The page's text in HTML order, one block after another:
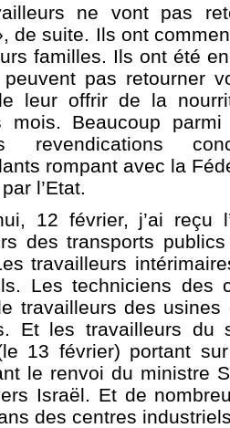
ne vont pas
de suite. Ils ont
familles. Ils ont été
pas retourner
leur offrir de la
mois. Beaucoup
revendications
rompant avec la
l’Etat.
12 février, j’ai
des transports
travailleurs
Les techniciens des
travailleurs des
Et les travailleurs du
13 février) portant
le renvoi du ministre
Israël. Et de
des centres